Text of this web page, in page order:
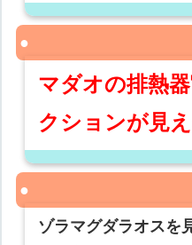
マダオの排熱
クションが見
ゾラマグダラオスを